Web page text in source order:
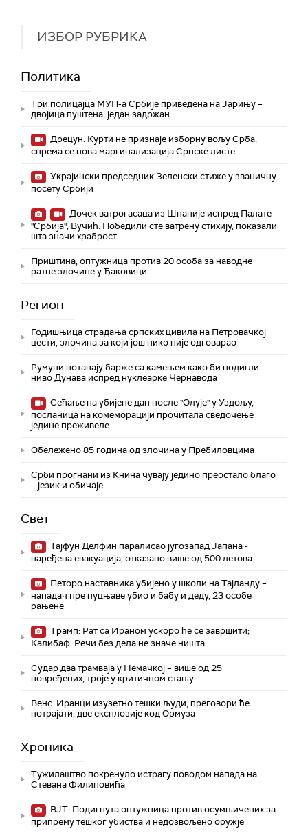
ИЗБОР РУБРИКА
Политика
Три полицајца МУП-а Србије приведена на Јарињу –
двојица пуштена, један задржан
Дрецун: Курти не признаје изборну вољу Срба,
спрема се нова маргинализација Српске листе
Украјински председник Зеленски стиже у званичну
посету Србији
Дочек ватрогасаца из Шпаније испред Палате
"Србија"; Вучић: Победили сте ватрену стихију, показали
шта значи храброст
Приштина, оптужница против 20 особа за наводне
ратне злочине у Ђаковици
Регион
Годишњица страдања српских цивила на Петровачкој
цести, злочина за који још нико није одговарао
Румуни потапају барже са камењем како би подигли
ниво Дунава испред нуклеарке Чернавода
Сећање на убијене дан после "Олује" у Уздољу,
посланица на комеморацији прочитала сведочење
једине преживеле
Обележено 85 година од злочина у Пребиловцима
Срби прогнани из Книна чувају једино преостало благо
– језик и обичаје
Свет
Тајфун Делфин паралисао југозапад Јапана -
наређена евакуација, отказано више од 500 летова
Петоро наставника убијено у школи на Тајланду –
нападач пре пуцњаве убио и бабу и деду, 23 особе
рањене
Трамп: Рат са Ираном ускоро ће се завршити;
Калибаф: Речи без дела не значе ништа
Судар два трамваја у Немачкој – више од 25
повређених, троје у критичном стању
Венс: Иранци изузетно тешки људи, преговори ће
потрајати; две експлозије код Ормуза
Хроника
Тужилаштво покренуло истрагу поводом напада на
Стевана Филиповића
ВЈТ: Подигнута оптужница против осумњичених за
припрему тешког убиства и недозвољено оружје